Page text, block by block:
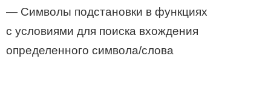
— Символы подстановки в функциях
с условиями для поиска вхождения
определенного символа/слова